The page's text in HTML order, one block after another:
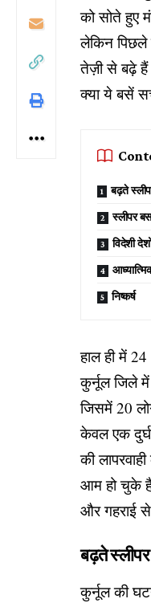
को सोते हुए
लेकिन पिछले
तेज़ी से बढ़े
क्या ये बसें
बढ़ते
स्लीपर
विदेशी
निष्कर्ष
हाल ही में
कुर्नूल जिले
जिसमें 20
केवल एक
की
आम हो चुके हैं
और गहराई
बढ़ते
कुर्नूल की